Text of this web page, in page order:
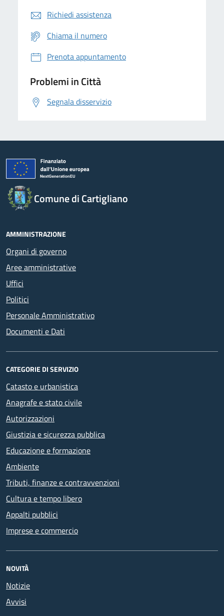
Richiedi assistenza
Chiama il numero
Prenota appuntamento
Problemi in Città
Segnala disservizio
Comune di Cartigliano
AMMINISTRAZIONE
Organi di governo
Aree amministrative
Uffici
Politici
Personale Amministrativo
Documenti e Dati
CATEGORIE DI SERVIZIO
Catasto e urbanistica
Anagrafe e stato civile
Autorizzazioni
Giustizia e sicurezza pubblica
Educazione e formazione
Ambiente
Tributi, finanze e contravvenzioni
Cultura e tempo libero
Appalti pubblici
Imprese e commercio
NOVITÀ
Notizie
Avvisi